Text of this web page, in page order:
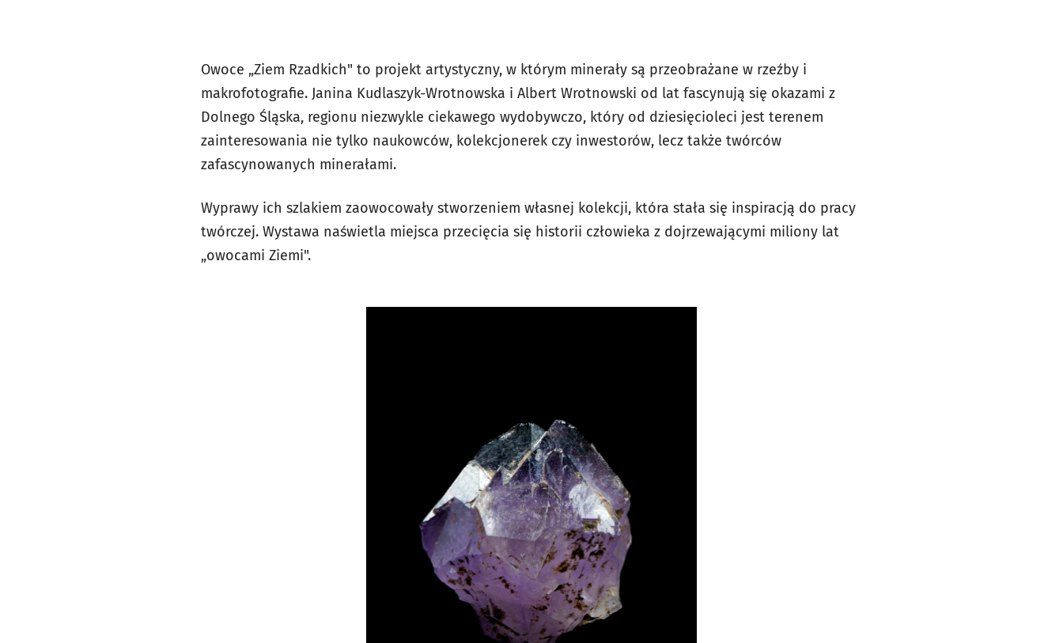
Owoce „Ziem Rzadkich" to projekt artystyczny, w którym minerały są przeobrażane w rzeźby i
makrofotografie. Janina Kudlaszyk-Wrotnowska i Albert Wrotnowski od lat fascynują się okazami z
Dolnego Śląska, regionu niezwykle ciekawego wydobywczo, który od dziesięcioleci jest terenem
zainteresowania nie tylko naukowców, kolekcjonerek czy inwestorów, lecz także twórców
zafascynowanych minerałami.
Wyprawy ich szlakiem zaowocowały stworzeniem własnej kolekcji, która stała się inspiracją do pracy
twórczej. Wystawa naświetla miejsca przecięcia się historii człowieka z dojrzewającymi miliony lat
„owocami Ziemi".